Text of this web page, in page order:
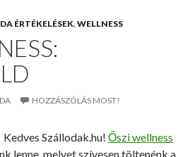
ÉRTÉKELÉSEK, WELLNESS
HOZZÁSZÓLÁS MOST!
Kedves Szállodak.hu! Őszi wellness
lenne, melyet szívesen töltenénk a